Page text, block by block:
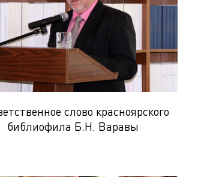
слово красноярского
библиофила Б.Н. Варавы